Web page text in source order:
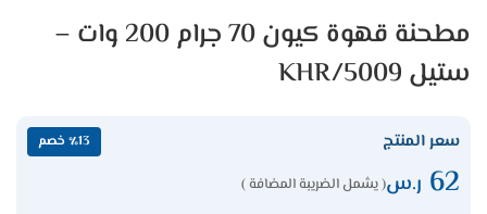
مطحنة قهوة كيون 70 جرام 200 وات –
ستيل KHR/5009
سعر المنتج ٪13 خصم
62 ر.س( يشمل الضريبة المضافة )